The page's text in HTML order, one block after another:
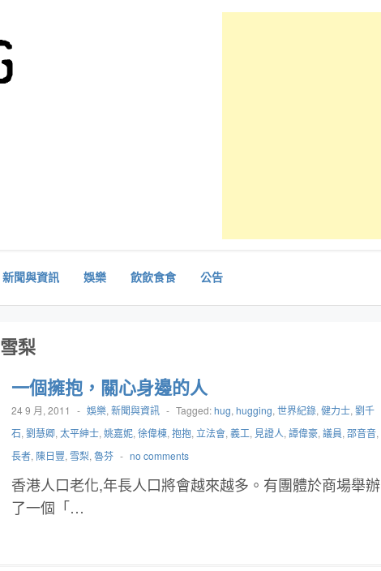
新聞與資訊 娛樂 飲飲食食 公告
雪梨
一個擁抱，關心身邊的人
24 9 月, 2011 - 娛樂, 新聞與資訊 - Tagged:hug, hugging, 世界紀錄, 健力士, 劉千
石, 劉慧卿, 太平紳士, 姚嘉妮, 徐偉棟, 抱抱, 立法會, 義工, 見證人, 譚偉豪, 議員, 邵音音,
長者, 陳日豐, 雪梨, 魯芬 - no comments
香港人口老化,年長人口將會越來越多。有團體於商場舉辦
了一個「…